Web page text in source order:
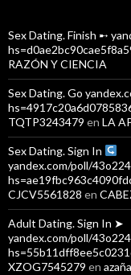
Sex Dating. Finish ➸
RAZÓN Y CIENCIA
Sex Dating. Go
TQTP3243479 en LA
Sex Dating. Sign In
yandex.com/poll/
CJCV5561828 en
Adult Dating. Sign In ➤
yandex.com/poll/
XZOG7545279 en